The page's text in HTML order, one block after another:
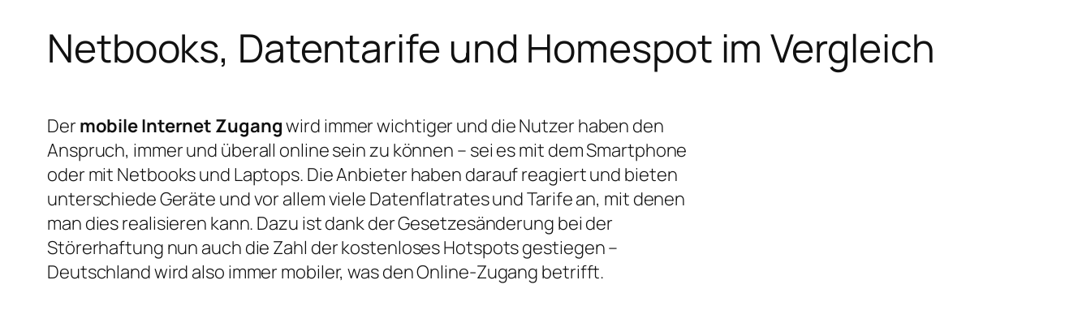
Netbooks, Datentarife und Homespot im Vergleich
Der mobile Internet Zugangwird immer wichtiger und die Nutzer haben den
Anspruch, immer und überall online sein zu können – sei es mit dem Smartphone
oder mit Netbooks und Laptops. Die Anbieter haben darauf reagiert und bieten
unterschiede Geräte und vor allem viele Datenflatrates und Tarife an, mit denen
man dies realisieren kann. Dazu ist dank der Gesetzesänderung bei der
Störerhaftung nun auch die Zahl der kostenloses Hotspots gestiegen –
Deutschland wird also immer mobiler, was den Online-Zugang betrifft.